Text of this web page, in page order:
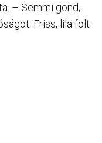
– Semmi gond,
Friss, lila folt